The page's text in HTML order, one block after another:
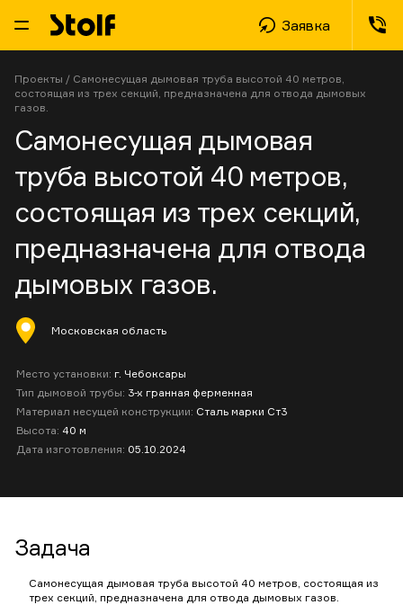
Заявка
Проекты / Самонесущая дымовая труба высотой 40 метров,
состоящая из трех секций, предназначена для отвода дымовых
газов.
Самонесущая дымовая
труба высотой 40 метров,
состоящая из трех секций,
предназначена для отвода
дымовых газов.
Московская область
Место установки: г. Чебоксары
Тип дымовой трубы: 3-х гранная ферменная
Материал несущей конструкции: Сталь марки Ст3
Высота: 40 м
Дата изготовления: 05.10.2024
Задача
Самонесущая дымовая труба высотой 40 метров, состоящая из
трех секций, предназначена для отвода дымовых газов.